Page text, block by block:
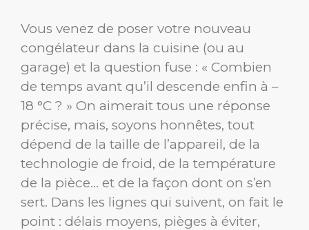
Vous venez de poser votre nouveau
congélateur dans la cuisine (ou au
garage) et la question fuse : « Combien
de temps avant qu’il descende enfin à –
18 °C ? » On aimerait tous une réponse
précise, mais, soyons honnêtes, tout
dépend de la taille de l’appareil, de la
technologie de froid, de la température
de la pièce… et de la façon dont on s’en
sert. Dans les lignes qui suivent, on fait le
point : délais moyens, pièges à éviter,